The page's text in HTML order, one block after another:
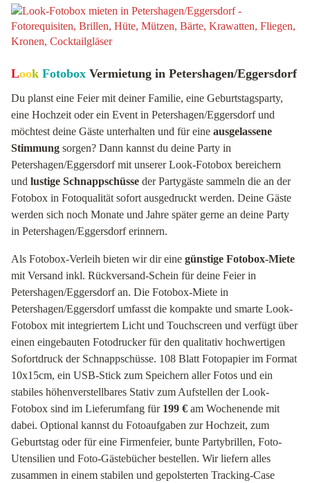
Look Fotobox Vermietung in Petershagen/Eggersdorf
Du planst eine Feier mit deiner Familie, eine Geburtstagsparty,
eine Hochzeit oder ein Event in Petershagen/Eggersdorf und
möchtest deine Gäste unterhalten und für eine ausgelassene
Stimmung sorgen? Dann kannst du deine Party in
Petershagen/Eggersdorf mit unserer Look-Fotobox bereichern
und lustige Schnappschüsse der Partygäste sammeln die an der
Fotobox in Fotoqualität sofort ausgedruckt werden. Deine Gäste
werden sich noch Monate und Jahre später gerne an deine Party
in Petershagen/Eggersdorf erinnern.
Als Fotobox-Verleih bieten wir dir eine günstige Fotobox-Miete
mit Versand inkl. Rückversand-Schein für deine Feier in
Petershagen/Eggersdorf an. Die Fotobox-Miete in
Petershagen/Eggersdorf umfasst die kompakte und smarte Look-
Fotobox mit integriertem Licht und Touchscreen und verfügt über
einen eingebauten Fotodrucker für den qualitativ hochwertigen
Sofortdruck der Schnappschüsse. 108 Blatt Fotopapier im Format
10x15cm, ein USB-Stick zum Speichern aller Fotos und ein
stabiles höhenverstellbares Stativ zum Aufstellen der Look-
Fotobox sind im Lieferumfang für 199 € am Wochenende mit
dabei. Optional kannst du Fotoaufgaben zur Hochzeit, zum
Geburtstag oder für eine Firmenfeier, bunte Partybrillen, Foto-
Utensilien und Foto-Gästebücher bestellen. Wir liefern alles
zusammen in einem stabilen und gepolsterten Tracking-Case